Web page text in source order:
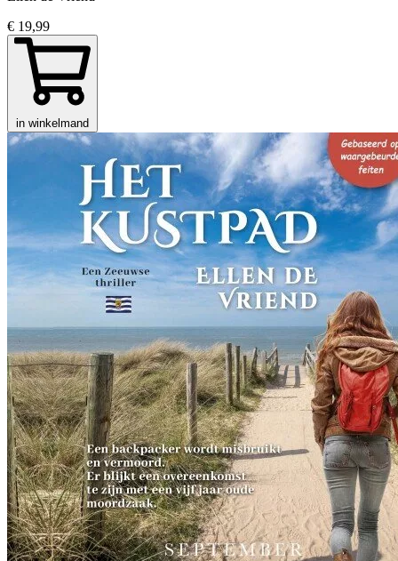
€ 19,99
in winkelmand